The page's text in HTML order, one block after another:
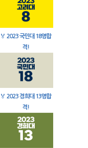
🏅 2023 국민대 18명합
격!
🏅 2023 경희대 13명합
격!